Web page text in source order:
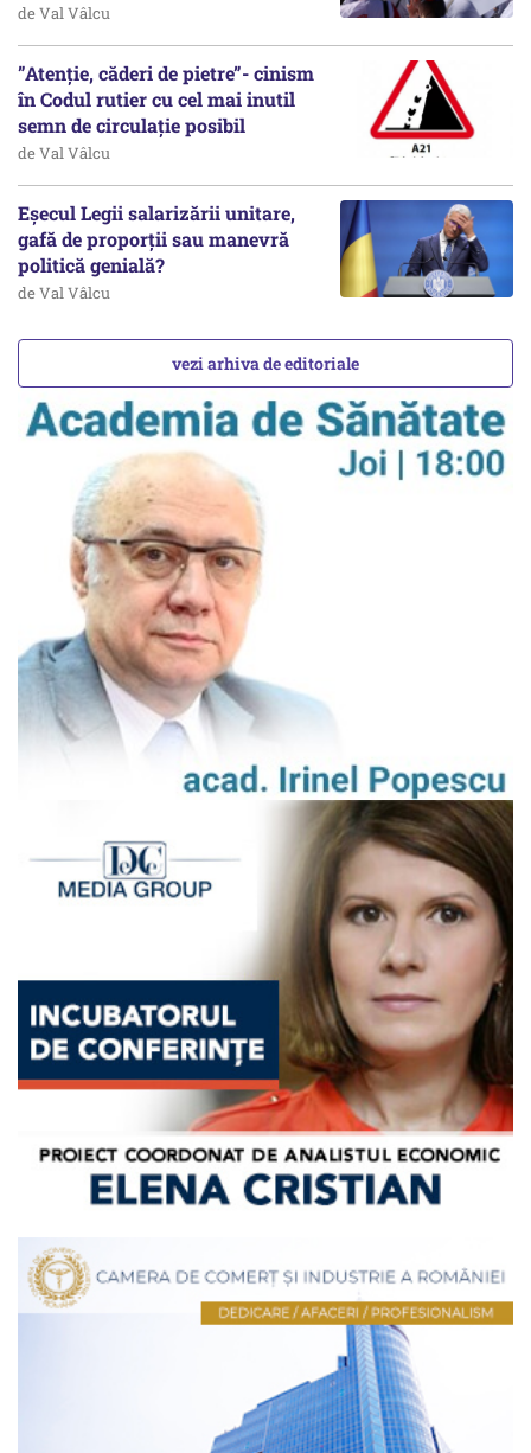
de Val Vâlcu
”Atenție, căderi de pietre”- cinism
în Codul rutier cu cel mai inutil
semn de circulație posibil
de Val Vâlcu
Eșecul Legii salarizării unitare,
gafă de proporții sau manevră
politică genială?
de Val Vâlcu
vezi arhiva de editoriale